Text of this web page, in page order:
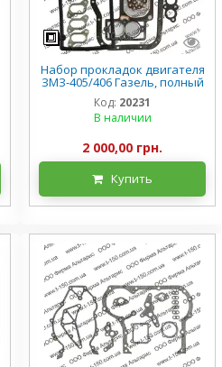
Набор прокладок двигателя
ЗМЗ-405/406 Газель, полный
Код: 20231
В наличии
2 000,00 грн.
Купить